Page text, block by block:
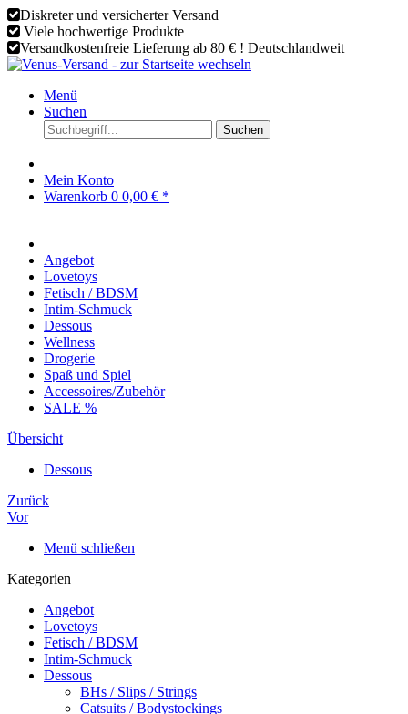
Diskreter und versicherter Versand
Viele hochwertige Produkte
Versandkostenfreie Lieferung ab 80 € ! Deutschlandweit
Menü
Suchen
Suchen
Mein Konto
Warenkorb 0 0,00 € *
Angebot
Lovetoys
Fetisch / BDSM
Intim-Schmuck
Dessous
Wellness
Drogerie
Spaß und Spiel
Accessoires/Zubehör
SALE %
Übersicht
Dessous
Zurück
Vor
Menü schließen
Kategorien
Angebot
Lovetoys
Fetisch / BDSM
Intim-Schmuck
Dessous
BHs / Slips / Strings
Catsuits / Bodystockings